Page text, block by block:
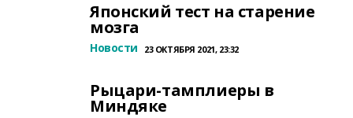
Японский тест на старение
мозга
Новости 23 ОКТЯБРЯ 2021, 23:32
Рыцари-тамплиеры в
Миндяке